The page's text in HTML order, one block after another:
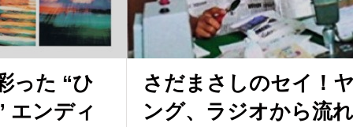
った “ひ
エンディ
さだまさしのセイ！
ング、ラジオから流れ